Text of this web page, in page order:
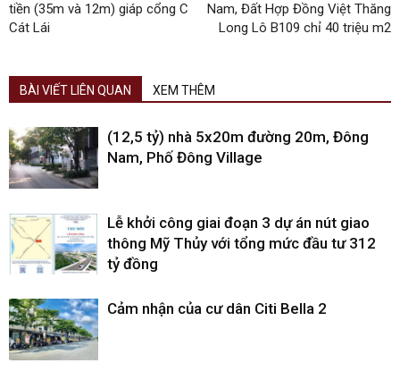
tiền (35m và 12m) giáp cổng C
Cát Lái
Nam, Đất Hợp Đồng Việt Thăng
Long Lô B109 chỉ 40 triệu m2
BÀI VIẾT LIÊN QUAN XEM THÊM
(12,5 tỷ) nhà 5x20m đường 20m, Đông
Nam, Phố Đông Village
Lễ khởi công giai đoạn 3 dự án nút giao
thông Mỹ Thủy với tổng mức đầu tư 312
tỷ đồng
Cảm nhận của cư dân Citi Bella 2